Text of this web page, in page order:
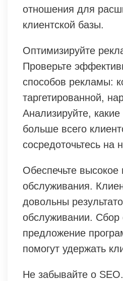
отношения для
клиентской базы.
Оптимизируйте
Проверьте
способов рекламы:
таргетированной,
Анализируйте,
больше всего
сосредоточьтесь на
Обеспечьте высокое
обслуживания.
довольны
обслуживании. Сбор
предложение
помогут удержать
Не забывайте о